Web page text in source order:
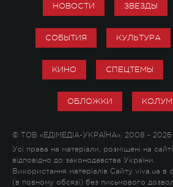
НОВОСТИ ЗВЕЗДЫ
СОБЫТИЯ КУЛЬТУРА
КИНО СПЕЦТЕМЫ
ОБЛОЖКИ
© ТОВ «ЕДІМЕДІА-УКРАЇНА», 2008 - 2026
Усі права на матеріали, розміщені на
відповідно до законодавства України.
Використання матеріалів Сайту viva.ua в
(в повному обсязі) без письмового